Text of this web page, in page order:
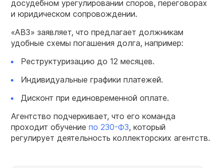
досудебном урегулировании споров, переговорах
и юридическом сопровождении.
«АВЗ» заявляет, что предлагает должникам
удобные схемы погашения долга, например:
Реструктуризацию до 12 месяцев.
Индивидуальные графики платежей.
Дисконт при единовременной оплате.
Агентство подчеркивает, что его команда
проходит обучение по 230-ФЗ, который
регулирует деятельность коллекторских агентств.